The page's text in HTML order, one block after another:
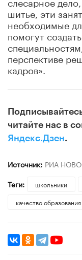
шитье, эти
необходимые
помогут
перспективе
кадров».
читайте нас в
Яндекс.Дзен.
Источник: РИА
Теги:
школьники
качество образования